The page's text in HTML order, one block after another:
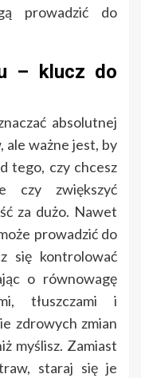
prowadzić do
– klucz do
absolutnej
ale ważne jest, by
tego, czy chcesz
czy zwiększyć
za dużo. Nawet
prowadzić do
się kontrolować
o równowagę
tłuszczami i
zdrowych zmian
myślisz. Zamiast
staraj się je